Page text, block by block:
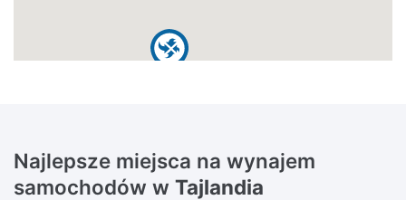
Najlepsze miejsca na wynajem
samochodów w Tajlandia